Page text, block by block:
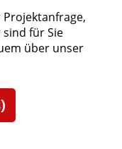
für Sie
über unser